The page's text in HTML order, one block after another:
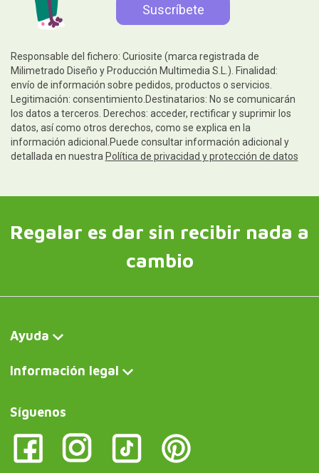
Responsable del fichero: Curiosite (marca registrada de
Milimetrado Diseño y Producción Multimedia S.L.). Finalidad:
envío de información sobre pedidos, productos o servicios.
Legitimación: consentimiento.Destinatarios: No se comunicarán
los datos a terceros. Derechos: acceder, rectificar y suprimir los
datos, así como otros derechos, como se explica en la
información adicional.Puede consultar información adicional y
detallada en nuestra Política de privacidad y protección de datos
Regalar es dar sin recibir nada a
cambio
Ayuda
Información legal
Síguenos